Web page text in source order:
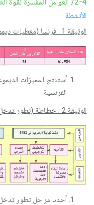
الأنشطة
الوثيقة 1 : فرنسا (معطيات ديموغرافية وسوسيواقتصادية)
أستنتج المميزات
الفرنسية.
الوثيقة 2 : خطاطة (تطور تدخل الدولة وأهدافه)
أحدد مراحل تطور تدخل